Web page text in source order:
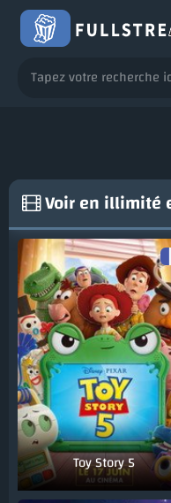
Voir en illimité
Toy Story 5